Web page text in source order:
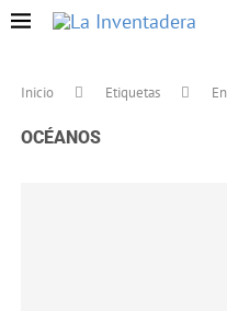
Inicio Etiquetas
OCÉANOS